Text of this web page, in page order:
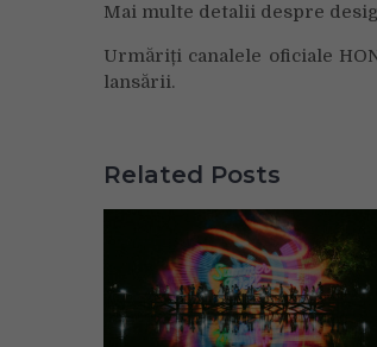
Mai multe detalii despre
Urmăriți canalele oficiale
lansării.
Related Posts